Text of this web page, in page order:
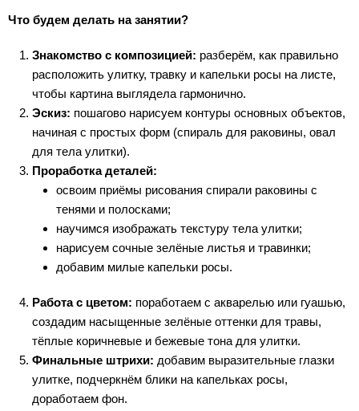
Что будем делать на занятии?
Знакомство с композицией: разберём, как правильно
расположить улитку, травку и капельки росы на листе,
чтобы картина выглядела гармонично.
Эскиз: пошагово нарисуем контуры основных объектов,
начиная с простых форм (спираль для раковины, овал
для тела улитки).
Проработка деталей:
освоим приёмы рисования спирали раковины с
тенями и полосками;
научимся изображать текстуру тела улитки;
нарисуем сочные зелёные листья и травинки;
добавим милые капельки росы.
Работа с цветом: поработаем с акварелью или гуашью,
создадим насыщенные зелёные оттенки для травы,
тёплые коричневые и бежевые тона для улитки.
Финальные штрихи: добавим выразительные глазки
улитке, подчеркнём блики на капельках росы,
доработаем фон.